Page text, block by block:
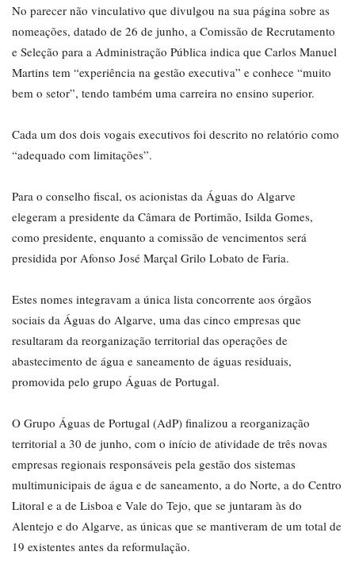
No parecer não vinculativo que divulgou na sua página sobre as
nomeações, datado de 26 de junho, a Comissão de Recrutamento
e Seleção para a Administração Pública indica que Carlos Manuel
Martins tem “experiência na gestão executiva” e conhece “muito
bem o setor”, tendo também uma carreira no ensino superior.
Cada um dos dois vogais executivos foi descrito no relatório como
“adequado com limitações”.
Para o conselho fiscal, os acionistas da Águas do Algarve
elegeram a presidente da Câmara de Portimão, Isilda Gomes,
como presidente, enquanto a comissão de vencimentos será
presidida por Afonso José Marçal Grilo Lobato de Faria.
Estes nomes integravam a única lista concorrente aos órgãos
sociais da Águas do Algarve, uma das cinco empresas que
resultaram da reorganização territorial das operações de
abastecimento de água e saneamento de águas residuais,
promovida pelo grupo Águas de Portugal.
O Grupo Águas de Portugal (AdP) finalizou a reorganização
territorial a 30 de junho, com o início de atividade de três novas
empresas regionais responsáveis pela gestão dos sistemas
multimunicipais de água e de saneamento, a do Norte, a do Centro
Litoral e a de Lisboa e Vale do Tejo, que se juntaram às do
Alentejo e do Algarve, as únicas que se mantiveram de um total de
19 existentes antes da reformulação.